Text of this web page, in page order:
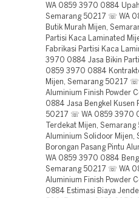
WA 0859 3970 0884
Semarang 50217 ☏ WA
Butik Murah Mijen,
Partisi Kaca Laminated
Fabrikasi Partisi Kaca
3970 0884 Jasa Bikin
0859 3970 0884
Mijen, Semarang 50217
Aluminium Finish Powder
0884 Jasa Bengkel Kusen
50217 ☏ WA 0859 3970
Terdekat Mijen,
Aluminium Solidoor
Borongan Pasang Pintu
WA 0859 3970 0884
Semarang 50217 ☏ WA
Aluminium Finish Powder
0884 Estimasi Biaya